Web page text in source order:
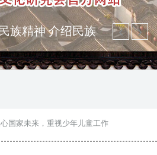
族精神 介绍民族
港澳侨 坚持古为
国家未来，重视少年儿童工作